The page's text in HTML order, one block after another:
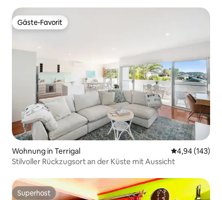
Gäste-Favorit
Gäste-Favorit
Wohnung in Terrigal
4,94 (143)
Stilvoller Rückzugsort an der Küste mit Aussicht
Superhost
Superhost